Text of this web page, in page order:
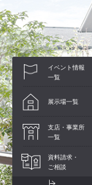
イベント情報
一覧
展示場一覧
支店・事業所
一覧
資料請求・
ご相談